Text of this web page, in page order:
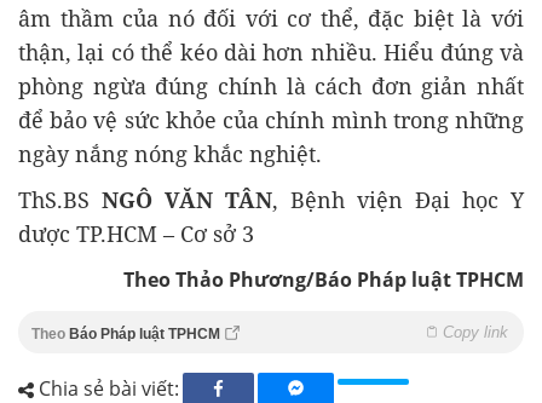
âm thầm của nó đối với cơ thể, đặc biệt là với
thận, lại có thể kéo dài hơn nhiều. Hiểu đúng và
phòng ngừa đúng chính là cách đơn giản nhất
để bảo vệ sức khỏe của chính mình trong những
ngày nắng nóng khắc nghiệt.
ThS.BS NGÔ VĂN TÂN, Bệnh viện Đại học Y
dược TP.HCM – Cơ sở 3
Theo Thảo Phương/Báo Pháp luật TPHCM
Theo Báo Pháp luật TPHCM Copy link
Chia sẻ bài viết: